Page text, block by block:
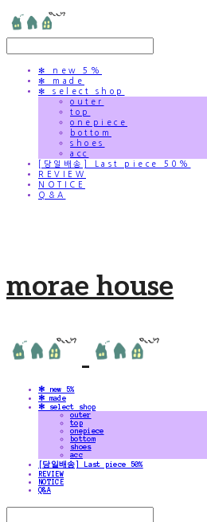
✻ new 5%
✻ made
✻ select shop
outer
top
onepiece
bottom
shoes
acc
[당일배송] Last piece 50%
REVIEW
NOTICE
Q&A
morae house
✻ new 5%
✻ made
✻ select shop
outer
top
onepiece
bottom
shoes
acc
[당일배송] Last piece 50%
REVIEW
NOTICE
Q&A